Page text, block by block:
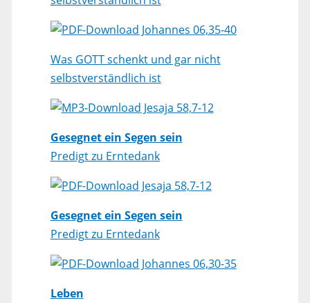
Johannes 06,35-40
Was GOTT schenkt und gar nicht
selbstverständlich ist
Jesaja 58,7-12
Gesegnet ein Segen sein
Predigt zu Erntedank
Jesaja 58,7-12
Gesegnet ein Segen sein
Predigt zu Erntedank
Johannes 06,30-35
Leben